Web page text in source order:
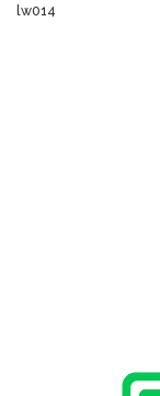
lw014